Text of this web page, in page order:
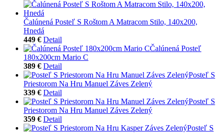
Čalúnená Posteľ S Roštom A Matracom Stilo, 140x200,
Hnedá
449 € Detail
Čalúnená Posteľ
180x200cm Mario C
389 € Detail
Posteľ S
Priestorom Na Hru Manuel Záves Zelený
339 € Detail
Posteľ S
Priestorom Na Hru Manuel Záves Zelený
359 € Detail
Posteľ S